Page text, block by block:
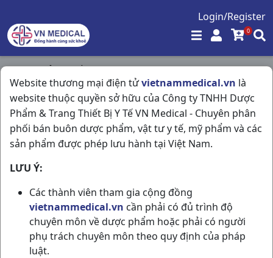
Login/Register
0
Website thương mại điện tửvietnammedical.vn là
website thuộc quyền sở hữu của Công ty TNHH Dược
Phẩm & Trang Thiết Bị Y Tế VN Medical - Chuyên phân
phối bán buôn dược phẩm, vật tư y tế, mỹ phẩm và các
sản phẩm được phép lưu hành tại Việt Nam.
LƯU Ý:
Các thành viên tham gia cộng đồng
vietnammedical.vn cần phải có đủ trình độ
chuyên môn về dược phẩm hoặc phải có người
phụ trách chuyên môn theo quy định của pháp
luật.
Trang chủ / Mắt - Tai - Mũi - Họng /
Fluorkin For Children ( Súc/ Miệng) C500ml Spain